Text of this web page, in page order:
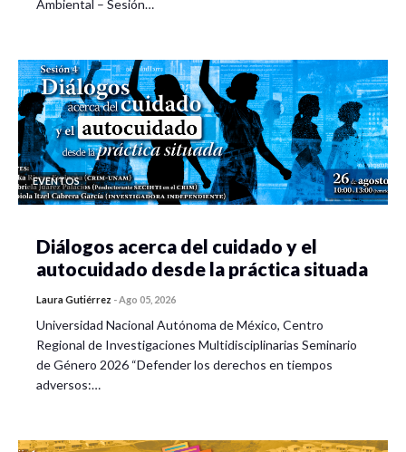
Ambiental – Sesión…
EVENTOS
Diálogos acerca del cuidado y el
autocuidado desde la práctica situada
Laura Gutiérrez -Ago 05, 2026
Universidad Nacional Autónoma de México, Centro
Regional de Investigaciones Multidisciplinarias Seminario
de Género 2026 “Defender los derechos en tiempos
adversos:…